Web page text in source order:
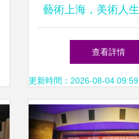
藝術上海，美術人
系學生黨員參觀交流
查看詳情
更新時間：2026-08-04